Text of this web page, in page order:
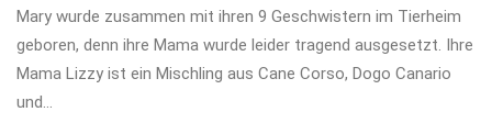
Mary wurde zusammen mit ihren 9 Geschwistern im Tierheim
geboren, denn ihre Mama wurde leider tragend ausgesetzt. Ihre
Mama Lizzy ist ein Mischling aus Cane Corso, Dogo Canario
und…